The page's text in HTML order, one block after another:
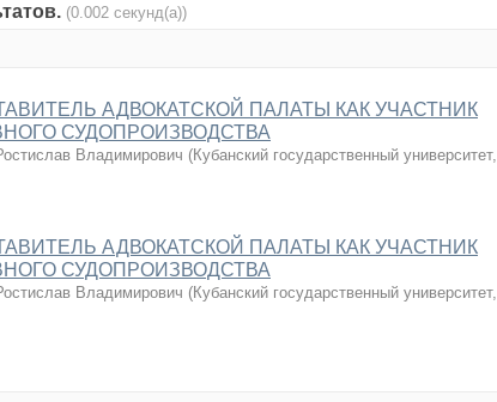
(0.002 секунд(а))
АДВОКАТСКОЙ ПАЛАТЫ КАК УЧАСТНИК
СУДОПРОИЗВОДСТВА
Владимирович (Кубанский государственный университет,
АДВОКАТСКОЙ ПАЛАТЫ КАК УЧАСТНИК
СУДОПРОИЗВОДСТВА
Владимирович (Кубанский государственный университет,